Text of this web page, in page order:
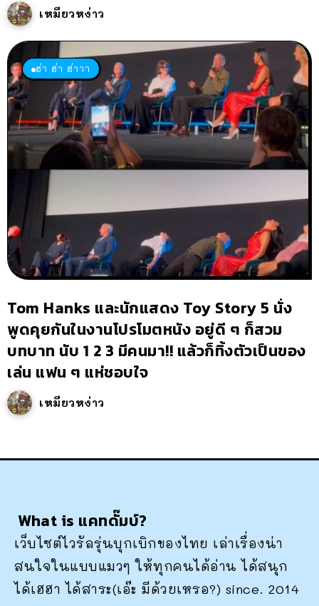
เหมียวหง่าว
ฮ่า ฮ่า ฮ่าาา
Tom Hanks และนักแสดง Toy Story 5 นั่ง
พูดคุยกันในงานโปรโมตหนัง อยู่ดี ๆ ก็สวม
บทบาท นับ 1 2 3 มีคนมา!! แล้วก็ทิ้งตัวเป็นของ
เล่น แฟน ๆ แห่ชอบใจ
เหมียวหง่าว
What is แคทดั๊มบ์?
เว็บไซต์ไวรัลรุ่นบุกเบิกของไทย เล่าเรื่องน่า
สนใจในแบบแมวๆ ให้ทุกคนได้อ่าน ได้สนุก
ได้เฮฮา ได้สาระ(เอ๊ะ มีด้วยเหรอ?) since. 2014